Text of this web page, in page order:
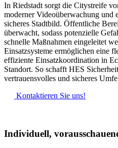
In Riedstadt sorgt die Citystreife
moderner Videoüberwachung und
sicheres Stadtbild. Öffentliche
überwacht, sodass potenzielle
schnelle Maßnahmen eingeleitet
Einsatzsysteme ermöglichen eine
effiziente Einsatzkoordination in
Standort. So schafft HES
vertrauensvolles und sicheres
Kontaktieren Sie uns!
Individuell,